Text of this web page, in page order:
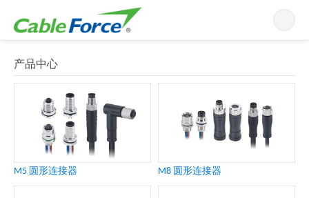
产品中心
M5 圆形连接器 M8 圆形连接器